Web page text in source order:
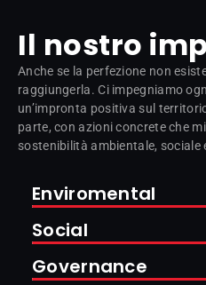
Il nostro
Anche se la perfezione non
raggiungerla. Ci impegniamo
un’impronta positiva sul
parte, con azioni concrete che
sostenibilità ambientale, sociale
Enviromental
Social
Governance